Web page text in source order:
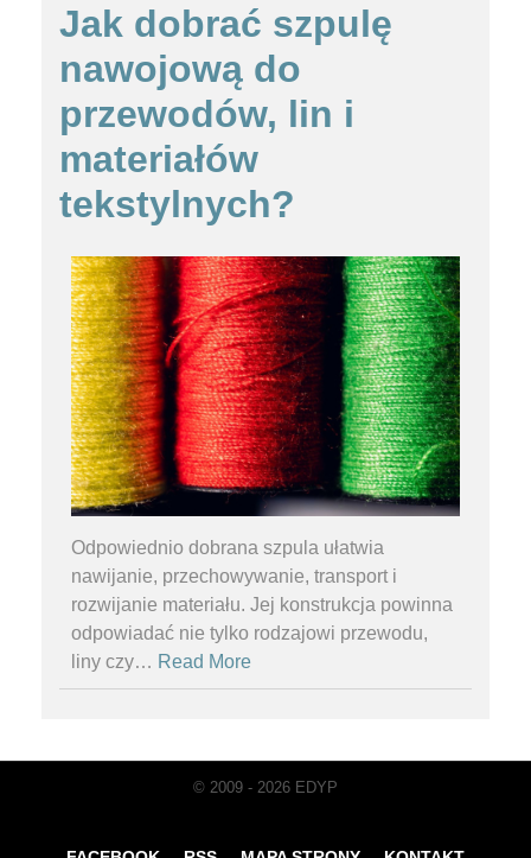
Jak dobrać szpulę
nawojową do
przewodów, lin i
materiałów
tekstylnych?
Odpowiednio dobrana szpula ułatwia
nawijanie, przechowywanie, transport i
rozwijanie materiału. Jej konstrukcja powinna
odpowiadać nie tylko rodzajowi przewodu,
liny czy… Read More
© 2009 - 2026 EDYP